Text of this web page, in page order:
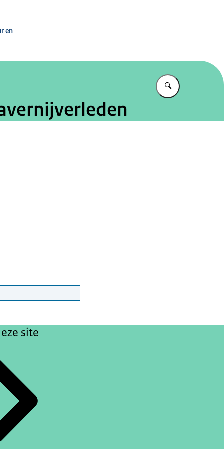
en
Vul in wat u
site